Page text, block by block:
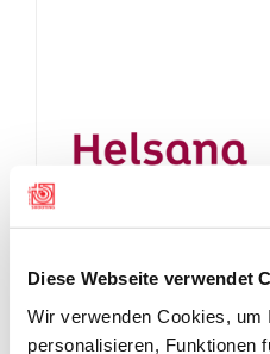
Diese Webseite verwendet
Wir verwenden Cookies, um
personalisieren, Funktionen